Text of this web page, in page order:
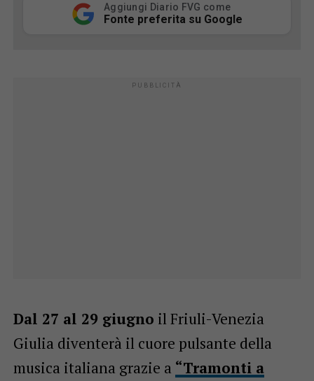
Aggiungi Diario FVG come
Fonte preferita su Google
Dal 27 al 29 giugno il Friuli-Venezia
Giulia diventerà il cuore pulsante della
musica italiana grazie a “Tramonti a